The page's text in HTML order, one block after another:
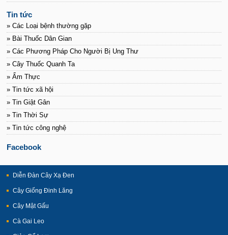
Tin tức
» Các Loại bệnh thường gặp
» Bài Thuốc Dân Gian
» Các Phương Pháp Cho Người Bị Ung Thư
» Cây Thuốc Quanh Ta
» Ẩm Thực
» Tin tức xã hội
» Tin Giật Gân
» Tin Thời Sự
» Tin tức công nghệ
Facebook
Diễn Đàn Cây Xạ Đen
Cây Giống Đinh Lăng
Cây Mật Gấu
Cà Gai Leo